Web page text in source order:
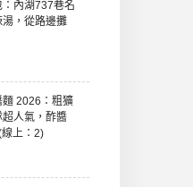
：內湖737巷名
，從路邊攤
麵 2026：粗獷
人氣，酢醬
上：2)